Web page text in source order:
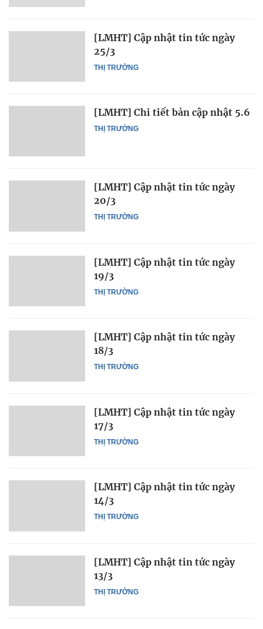
THỊ TRƯỜNG
[LMHT] Cập nhật tin tức ngày
25/3
THỊ TRƯỜNG
[LMHT] Chi tiết bản cập nhật 5.6
THỊ TRƯỜNG
[LMHT] Cập nhật tin tức ngày
20/3
THỊ TRƯỜNG
[LMHT] Cập nhật tin tức ngày
19/3
THỊ TRƯỜNG
[LMHT] Cập nhật tin tức ngày
18/3
THỊ TRƯỜNG
[LMHT] Cập nhật tin tức ngày
17/3
THỊ TRƯỜNG
[LMHT] Cập nhật tin tức ngày
14/3
THỊ TRƯỜNG
[LMHT] Cập nhật tin tức ngày
13/3